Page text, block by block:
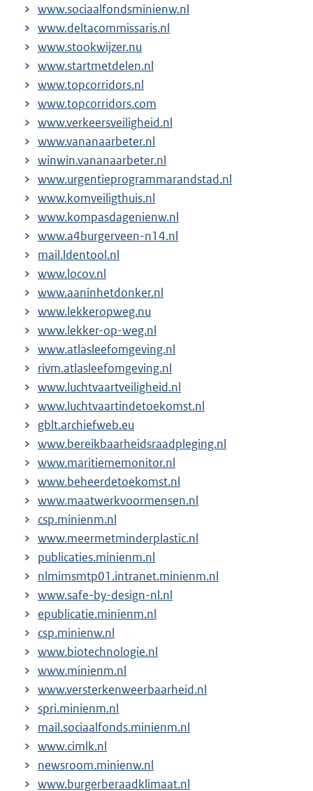
www.sociaalfondsminienw.nl
www.deltacommissaris.nl
www.stookwijzer.nu
www.startmetdelen.nl
www.topcorridors.nl
www.topcorridors.com
www.verkeersveiligheid.nl
www.vananaarbeter.nl
winwin.vananaarbeter.nl
www.urgentieprogrammarandstad.nl
www.komveiligthuis.nl
www.kompasdagenienw.nl
www.a4burgerveen-n14.nl
mail.ldentool.nl
www.locov.nl
www.aaninhetdonker.nl
www.lekkeropweg.nu
www.lekker-op-weg.nl
www.atlasleefomgeving.nl
rivm.atlasleefomgeving.nl
www.luchtvaartveiligheid.nl
www.luchtvaartindetoekomst.nl
gblt.archiefweb.eu
www.bereikbaarheidsraadpleging.nl
www.maritiememonitor.nl
www.beheerdetoekomst.nl
www.maatwerkvoormensen.nl
csp.minienm.nl
www.meermetminderplastic.nl
publicaties.minienm.nl
nlmimsmtp01.intranet.minienm.nl
www.safe-by-design-nl.nl
epublicatie.minienm.nl
csp.minienw.nl
www.biotechnologie.nl
www.minienm.nl
www.versterkenweerbaarheid.nl
spri.minienm.nl
mail.sociaalfonds.minienm.nl
www.cimlk.nl
newsroom.minienw.nl
www.burgerberaadklimaat.nl